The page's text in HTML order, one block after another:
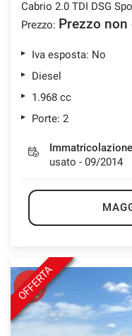
Cabrio 2.0 TDI DSG
Prezzo: Prezzo
Iva esposta: No
Diesel
1.968 cc
Porte: 2
Immatricolazione
usato - 09/2014
OFFERTA